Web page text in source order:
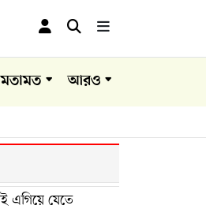
মতামত আরও
এগিয়ে যেতে